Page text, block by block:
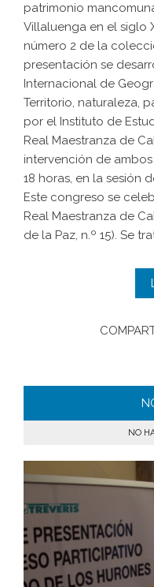
patrimonio
Villaluenga en el siglo
número 2 de la
presentación se
Internacional de
Territorio, naturaleza,
por el Instituto de
Real Maestranza de
intervención de
18 horas, en la sesión
Este congreso se
Real Maestranza de
de la Paz, n.º 15). Se
NO